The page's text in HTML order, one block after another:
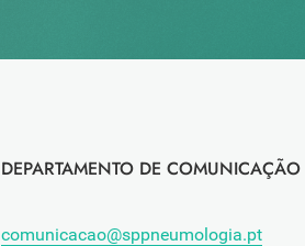
DEPARTAMENTO DE COMUNICAÇÃO
comunicacao@sppneumologia.pt